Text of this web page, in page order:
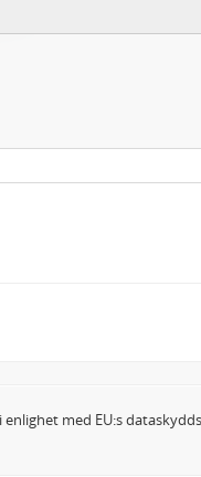
med EU:s